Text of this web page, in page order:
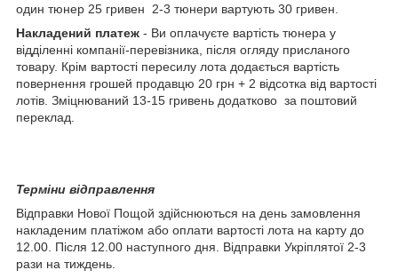
один тюнер 25 гривен 2-3 тюнери вартують 30 гривен.
Накладений платеж - Ви оплачуєте вартість тюнера у
відділенні компанії-перевізника, після огляду присланого
товару. Крім вартості пересилу лота додається вартість
повернення грошей продавцю 20 грн + 2 відсотка від вартості
лотів. Зміцнюваний 13-15 гривень додатково за поштовий
переклад.
Терміни відправлення
Відправки Нової Пощой здійснюються на день замовлення
накладеним платіжом або оплати вартості лота на карту до
12.00. Після 12.00 наступного дня. Відправки Укріплятої 2-3
рази на тиждень.